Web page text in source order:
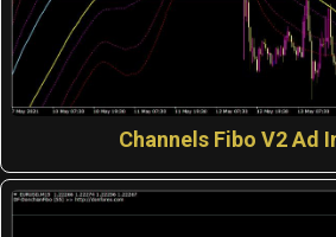
Channels Fibo V2 Ad